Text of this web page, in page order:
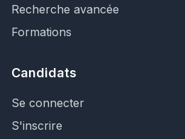
Recherche avancée
Formations
Candidats
Se connecter
S'inscrire